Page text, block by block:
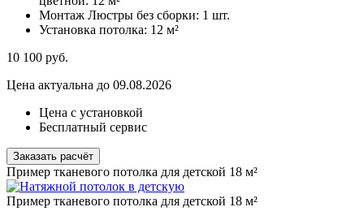
Монтаж Люстры без сборки: 1 шт.
Установка потолка: 12 м²
10 100 руб.
Цена актуальна до 09.08.2026
Цена с установкой
Бесплатный сервис
Заказать расчёт
Пример тканевого потолка для детской 18 м²
Пример тканевого потолка для детской 18 м²